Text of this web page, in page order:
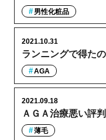
男性化粧品
ランニングで得た
2021.10.31
AGA
ＡＧＡ治療悪い評
2021.09.18
薄毛